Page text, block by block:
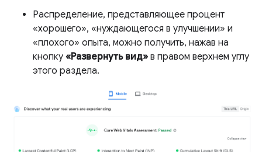
Распределение, представляющее процент
«хорошего», «нуждающегося в улучшении» и
«плохого» опыта, можно получить, нажав на
кнопку «Развернуть вид» в правом верхнем углу
этого раздела.